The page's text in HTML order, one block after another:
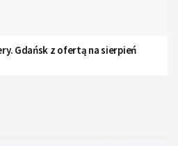
Gdańsk z ofertą na sierpień